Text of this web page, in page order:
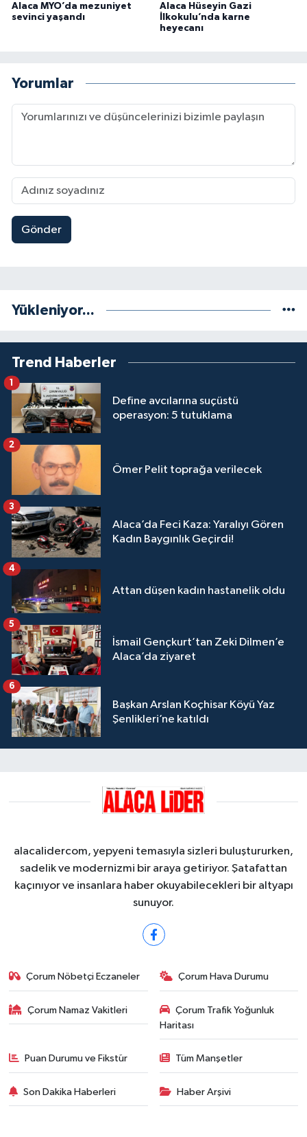
Alaca MYO’da mezuniyet
sevinci yaşandı
Alaca Hüseyin Gazi
İlkokulu’nda karne
heyecanı
Yorumlar
Gönder
Yükleniyor...
Trend Haberler
Define avcılarına suçüstü
operasyon: 5 tutuklama
1
Ömer Pelit toprağa verilecek
2
Alaca’da Feci Kaza: Yaralıyı Gören
Kadın Baygınlık Geçirdi!
3
Attan düşen kadın hastanelik oldu
4
İsmail Gençkurt’tan Zeki Dilmen’e
Alaca’da ziyaret
5
Başkan Arslan Koçhisar Köyü Yaz
Şenlikleri’ne katıldı
6
alacalidercom, yepyeni temasıyla sizleri buluştururken,
sadelik ve modernizmi bir araya getiriyor. Şatafattan
kaçınıyor ve insanlara haber okuyabilecekleri bir altyapı
sunuyor.
Çorum Nöbetçi Eczaneler Çorum Hava Durumu
Çorum Namaz Vakitleri
Çorum Trafik Yoğunluk
Haritası
Puan Durumu ve Fikstür Tüm Manşetler
Son Dakika Haberleri Haber Arşivi